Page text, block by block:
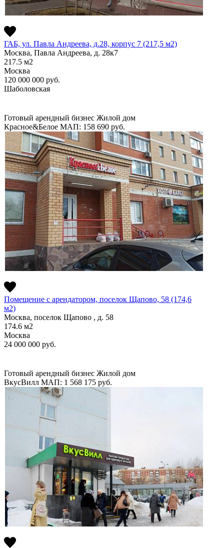
ГАБ, ул. Павла Андреева, д.28, корпус 7 (217,5 м2)
Москва, Павла Андреева, д. 28к7
217.5 м2
Москва
120 000 000 руб.
Шаболовская
Готовый арендный бизнес Жилой дом
Красное&Белое МАП: 158 690 руб.
Помещение с арендатором, поселок Щапово, 58 (174,6
м2)
Москва, поселок Щапово , д. 58
174.6 м2
Москва
24 000 000 руб.
Готовый арендный бизнес Жилой дом
ВкусВилл МАП: 1 568 175 руб.